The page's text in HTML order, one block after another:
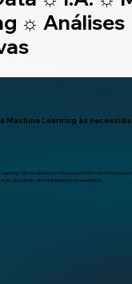
Machine Learning às
Learning, Ciência de Dados e Desenvolvimento de Software,
dos dados até a implantação e manutenção.
☼ Análises